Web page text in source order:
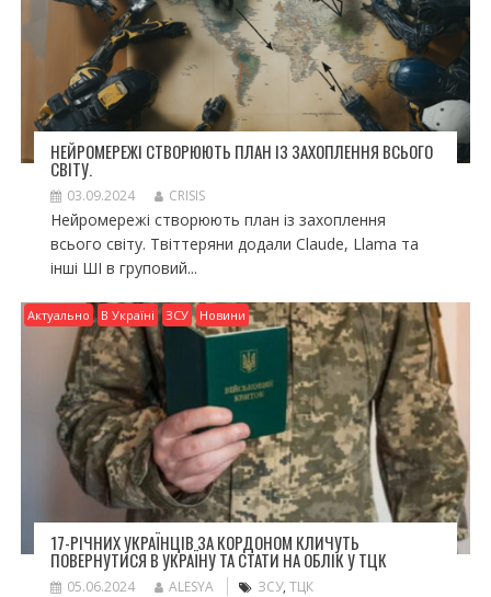
НЕЙРОМЕРЕЖІ СТВОРЮЮТЬ ПЛАН ІЗ ЗАХОПЛЕННЯ ВСЬОГО
СВІТУ.
03.09.2024 CRISIS
Нейромережі створюють план із захоплення
всього світу. Твіттеряни додали Claude, Llama та
інші ШІ в груповий...
Актуально В Україні ЗСУ Новини
17-РІЧНИХ УКРАЇНЦІВ ЗА КОРДОНОМ КЛИЧУТЬ
ПОВЕРНУТИСЯ В УКРАЇНУ ТА СТАТИ НА ОБЛІК У ТЦК
05.06.2024 ALESYA ЗСУ, ТЦК